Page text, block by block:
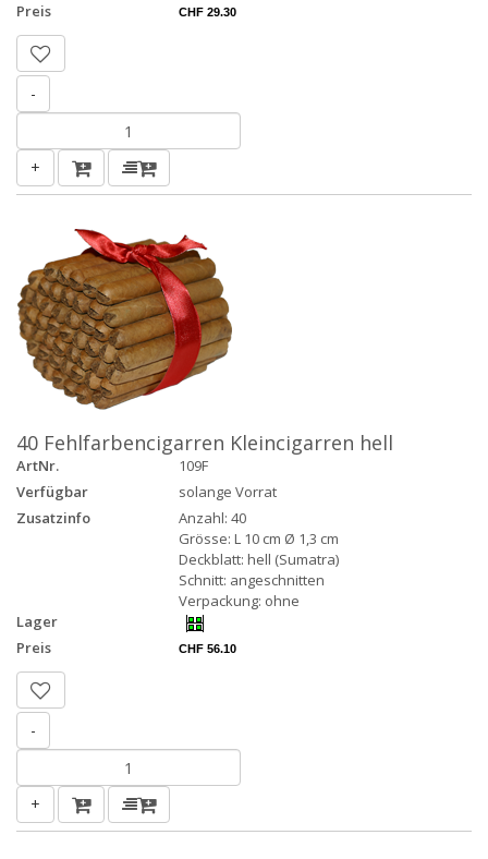
Preis
CHF 29.30
-
+
40 Fehlfarbencigarren Kleincigarren hell
ArtNr.
109F
Verfügbar
solange Vorrat
Zusatzinfo
Anzahl: 40
Grösse: L 10 cm Ø 1,3 cm
Deckblatt: hell (Sumatra)
Schnitt: angeschnitten
Verpackung: ohne
Lager
Preis
CHF 56.10
-
+